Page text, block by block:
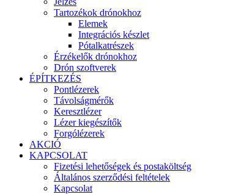
Tartozékok drónokhoz
Elemek
Integrációs készlet
Pótalkatrészek
Érzékelők drónokhoz
Drón szoftverek
ÉPÍTKEZÉS
Pontlézerek
Távolságmérők
Keresztlézer
Lézer kiegészítők
Forgólézerek
AKCIÓ
KAPCSOLAT
Fizetési lehetőségek és postaköltség
Általános szerződési feltételek
Kapcsolat